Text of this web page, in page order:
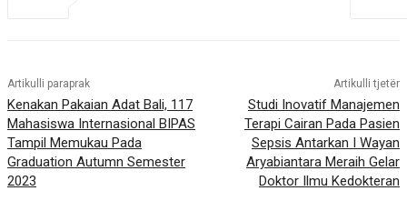
Artikulli paraprak
Kenakan Pakaian Adat Bali, 117
Mahasiswa Internasional BIPAS
Tampil Memukau Pada
Graduation Autumn Semester
2023
Artikulli tjetër
Studi Inovatif Manajemen
Terapi Cairan Pada Pasien
Sepsis Antarkan I Wayan
Aryabiantara Meraih Gelar
Doktor Ilmu Kedokteran